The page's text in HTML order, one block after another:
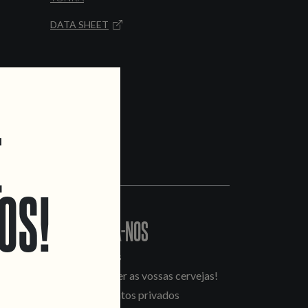
DATA SHEET
CONTACTA-NOS
Informações
Quero vender as vossas cervejas!
Tours e eventos privados